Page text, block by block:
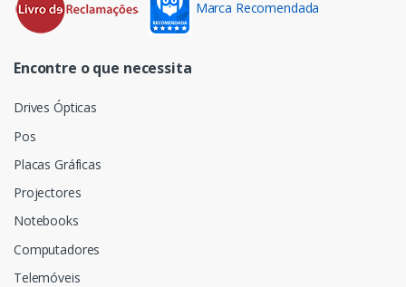
Marca Recomendada
Encontre o que necessita
Drives Ópticas
Pos
Placas Gráficas
Projectores
Notebooks
Computadores
Telemóveis